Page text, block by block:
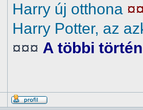
Harry új otthona
Harry Potter, az
¤¤¤ A többi